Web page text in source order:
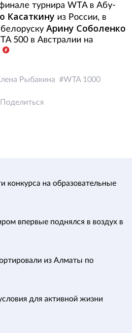
турнира WTA в Абу-
Касаткину из России, в
Арину Соболенко
500 в Австралии на
Рыбакина WTA 1000
Поделиться
конкурса на образовательные
впервые поднялся в воздух в
из Алматы по
для активной жизни